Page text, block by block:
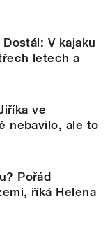
V kajaku
letech a
ve
nebavilo, ale to
Pořád
říká Helena